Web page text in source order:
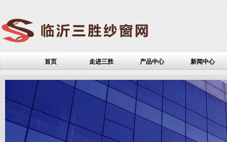
首页 走进三胜 产品中心 新闻中心